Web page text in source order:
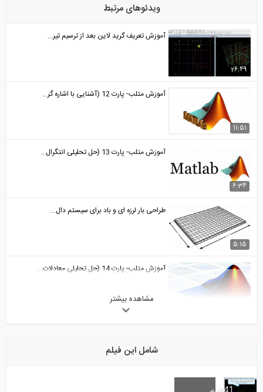
ویدئوهای مرتبط
26:49
آموزش تعریف گرید لاین بعد از ترسیم تیر...
11:51
آموزش متلب- پارت 12 (آشنایی با اشاره گر...
6:34
آموزش متلب- پارت 13 (حل تحلیلی انتگرال...
5:15
طراحی بار لرزه ای و باد برای سیستم دال...
آموزش متلب- پارت 14 (حل تحلیلی معادلات...
مشاهده بیشتر
شامل این فیلم